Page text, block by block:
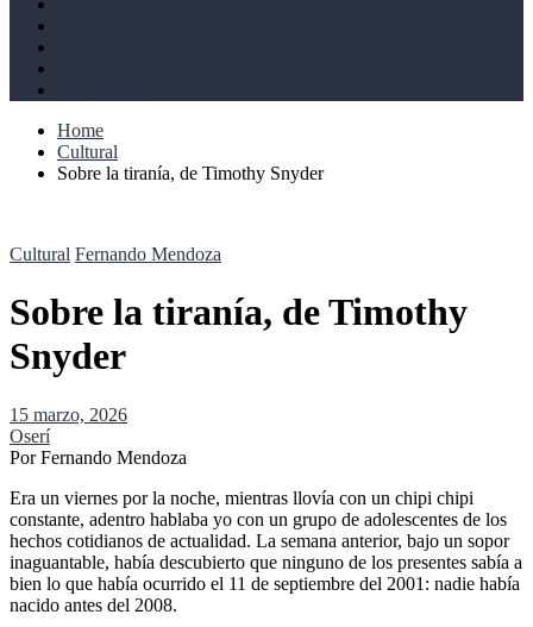
Home
Cultural
Sobre la tiranía, de Timothy Snyder
Cultural Fernando Mendoza
Sobre la tiranía, de Timothy
Snyder
15 marzo, 2026
Oserí
Por Fernando Mendoza
Era un viernes por la noche, mientras llovía con un chipi chipi
constante, adentro hablaba yo con un grupo de adolescentes de los
hechos cotidianos de actualidad. La semana anterior, bajo un sopor
inaguantable, había descubierto que ninguno de los presentes sabía a
bien lo que había ocurrido el 11 de septiembre del 2001: nadie había
nacido antes del 2008.